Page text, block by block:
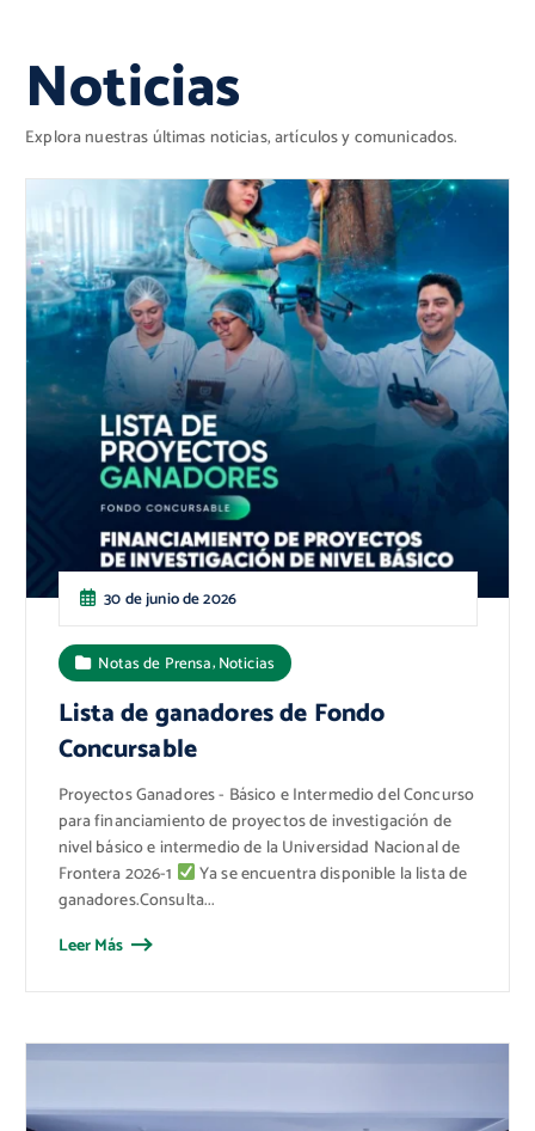
Noticias
Explora nuestras últimas noticias, artículos y comunicados.
30 de junio de 2026
Notas de Prensa,Noticias
Lista de ganadores de Fondo
Concursable
Proyectos Ganadores - Básico e Intermedio del Concurso
para financiamiento de proyectos de investigación de
nivel básico e intermedio de la Universidad Nacional de
Frontera 2026-1
Ya se encuentra disponible la lista de
ganadores.Consulta...
Leer Más